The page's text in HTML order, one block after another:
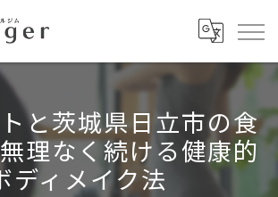
と茨城県日立市の食
理なく続ける健康的
ディメイク法